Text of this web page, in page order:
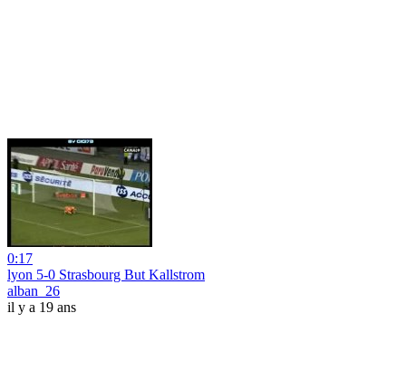
0:17
lyon 5-0 Strasbourg But Kallstrom
alban_26
il y a 19 ans